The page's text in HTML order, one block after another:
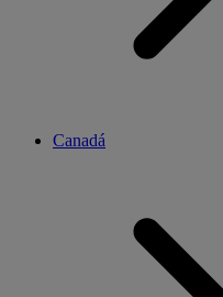
Canadá